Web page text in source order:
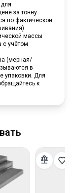
за тонну
по фактической
массы
с учётом
(мерная/
в
упаковки. Для
к